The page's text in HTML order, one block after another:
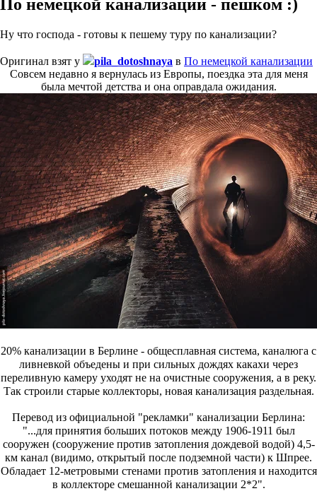
По немецкой канализации - пешком :)
Ну что господа - готовы к пешему туру по канализации?
Оригинал взят у pila_dotoshnaya в По немецкой канализации
Совсем недавно я вернулась из Европы, поездка эта для меня
была мечтой детства и она оправдала ожидания.
20% канализации в Берлине - общесплавная система, каналюга с
ливневкой объедены и при сильных дождях какахи через
переливную камеру уходят не на очистные сооружения, а в реку.
Так строили старые коллекторы, новая канализация раздельная.
Перевод из официальной "рекламки" канализации Берлина:
"...для принятия больших потоков между 1906-1911 был
сооружен (сооружение против затопления дождевой водой) 4,5-
км канал (видимо, открытый после подземной части) к Шпрее.
Обладает 12-метровыми стенами против затопления и находится
в коллекторе смешанной канализации 2*2".